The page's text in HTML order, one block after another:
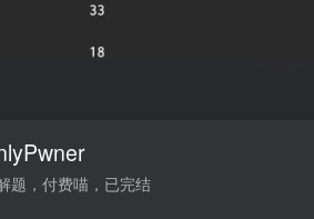
题，付费喵，已完结